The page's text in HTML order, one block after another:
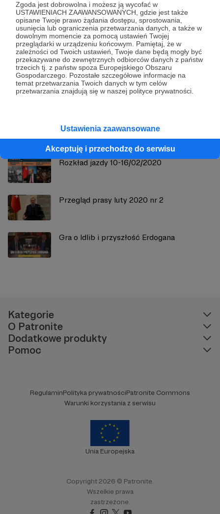
Zgoda jest dobrowolna i możesz ją wycofać w
USTAWIENIACH ZAAWANSOWANYCH, gdzie jest także
opisane Twoje prawo żądania dostępu, sprostowania,
usunięcia lub ograniczenia przetwarzania danych, a także w
dowolnym momencie za pomocą ustawień Twojej
przeglądarki w urządzeniu końcowym. Pamiętaj, że w
zależności od Twoich ustawień, Twoje dane będą mogły być
przekazywane do zewnętrznych odbiorców danych z państw
trzecich tj. z państw spoza Europejskiego Obszaru
Gospodarczego. Pozostałe szczegółowe informacje na
temat przetwarzania Twoich danych w tym celów
przetwarzania znajdują się w naszej polityce prywatności.
Ustawienia zaawansowane
Akceptuję i przechodzę do serwisu
Puls Lewantu & Puls Zagranicy
Zobacz profil autora
Zobacz również
Rozkład jazdy 10-16/02/2020
Przegląd prasy luty 2020 nr 2
Gra o Idlib i przyszłość Erdogana
Kategorie
O Patronite
Dodatkowe produkty
Pomoc
RegulaminPolityka prywatnościPatronite Commons
Warunki korzystania z serwisu
Unia Europejska
Copyright 2026 © Patronite.
Wszelkie prawa
zastrzeżone.